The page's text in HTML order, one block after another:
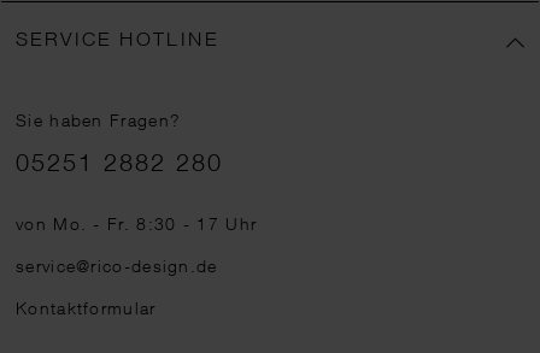
SERVICE HOTLINE
Sie haben Fragen?
Telefonnummer
05251 2882 280
von Mo. - Fr. 8:30 - 17 Uhr
service@rico-design.de
Kontaktformular